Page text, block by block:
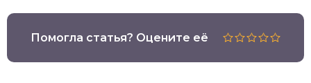
Помогла статья? Оцените её